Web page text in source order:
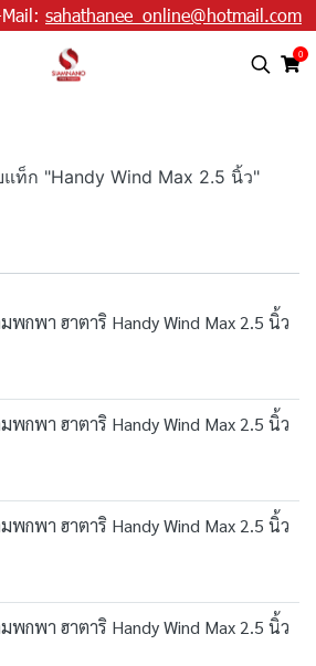
sahathanee_online@hotmail.com
0
ท็ก "Handy Wind Max 2.5 นิ้ว"
พกพา ฮาตาริ Handy Wind Max 2.5 นิ้ว
พกพา ฮาตาริ Handy Wind Max 2.5 นิ้ว
พกพา ฮาตาริ Handy Wind Max 2.5 นิ้ว
พกพา ฮาตาริ Handy Wind Max 2.5 นิ้ว